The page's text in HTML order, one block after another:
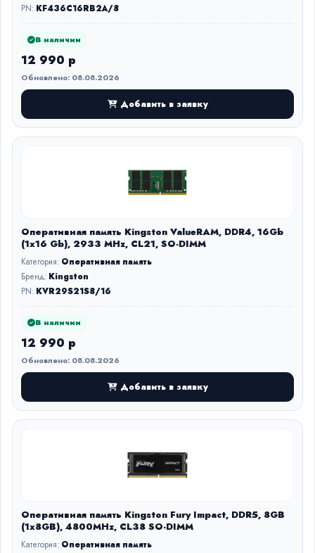
PN: KF436C16RB2A/8
В наличии
12 990 р
Обновлено: 08.08.2026
Добавить в заявку
Оперативная память Kingston ValueRAM, DDR4, 16Gb
(1x16 Gb), 2933 MHz, CL21, SO-DIMM
Категория: Оперативная память
Бренд: Kingston
PN: KVR29S21S8/16
В наличии
12 990 р
Обновлено: 08.08.2026
Добавить в заявку
Оперативная память Kingston Fury Impact, DDR5, 8GB
(1x8GB), 4800MHz, CL38 SO-DIMM
Категория: Оперативная память